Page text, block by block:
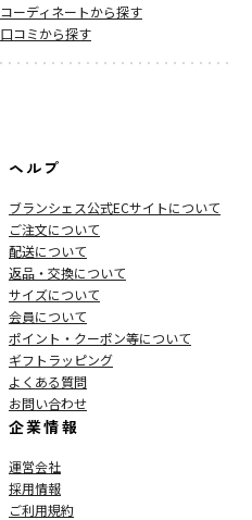
コーディネートから探す
口コミから探す
ヘルプ
ブランシェス公式ECサイトについて
ご注文について
配送について
返品・交換について
サイズについて
会員について
ポイント・クーポン等について
ギフトラッピング
よくある質問
お問い合わせ
企業情報
運営会社
採用情報
ご利用規約